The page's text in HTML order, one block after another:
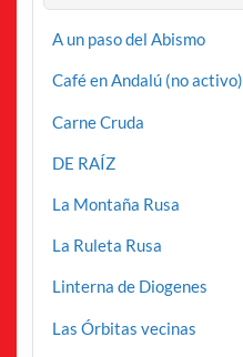
A un paso del Abismo
Café en Andalú (no activo)
Carne Cruda
DE RAÍZ
La Montaña Rusa
La Ruleta Rusa
Linterna de Diogenes
Las Órbitas vecinas